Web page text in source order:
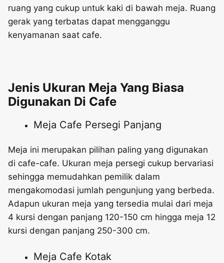
ruang yang cukup untuk kaki di bawah meja. Ruang
gerak yang terbatas dapat mengganggu
kenyamanan saat cafe.
Jenis Ukuran Meja Yang Biasa
Digunakan Di Cafe
Meja Cafe Persegi Panjang
Meja ini merupakan pilihan paling yang digunakan
di cafe-cafe. Ukuran meja persegi cukup bervariasi
sehingga memudahkan pemilik dalam
mengakomodasi jumlah pengunjung yang berbeda.
Adapun ukuran meja yang tersedia mulai dari meja
4 kursi dengan panjang 120-150 cm hingga meja 12
kursi dengan panjang 250-300 cm.
Meja Cafe Kotak